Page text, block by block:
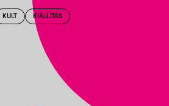
KULT KIÁLLÍTÁS